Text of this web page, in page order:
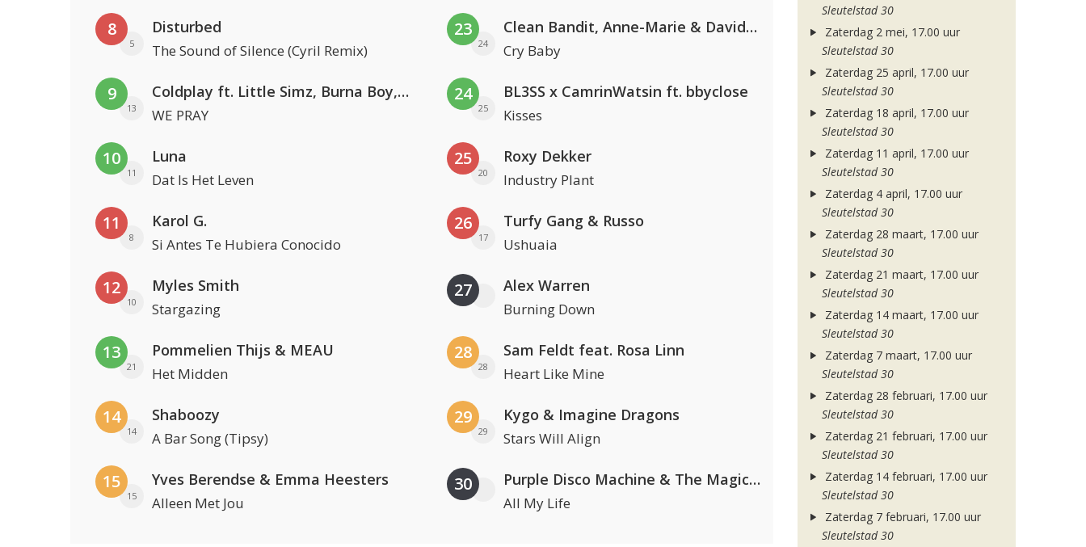
8
5
Disturbed
The Sound of Silence (Cyril Remix)
9
13
Coldplay ft. Little Simz, Burna Boy, Elyanna & Tini
WE PRAY
10
11
Luna
Dat Is Het Leven
11
8
Karol G.
Si Antes Te Hubiera Conocido
12
10
Myles Smith
Stargazing
13
21
Pommelien Thijs & MEAU
Het Midden
14
14
Shaboozy
A Bar Song (Tipsy)
15
15
Yves Berendse & Emma Heesters
Alleen Met Jou
23
24
Clean Bandit, Anne-Marie & David Guetta
Cry Baby
24
25
BL3SS x CamrinWatsin ft. bbyclose
Kisses
25
20
Roxy Dekker
Industry Plant
26
17
Turfy Gang & Russo
Ushuaia
27 Alex Warren
Burning Down
28
28
Sam Feldt feat. Rosa Linn
Heart Like Mine
29
29
Kygo & Imagine Dragons
Stars Will Align
30 Purple Disco Machine & The Magician
All My Life
Sleutelstad 30
Zaterdag 2 mei, 17.00 uur
Sleutelstad 30
Zaterdag 25 april, 17.00 uur
Sleutelstad 30
Zaterdag 18 april, 17.00 uur
Sleutelstad 30
Zaterdag 11 april, 17.00 uur
Sleutelstad 30
Zaterdag 4 april, 17.00 uur
Sleutelstad 30
Zaterdag 28 maart, 17.00 uur
Sleutelstad 30
Zaterdag 21 maart, 17.00 uur
Sleutelstad 30
Zaterdag 14 maart, 17.00 uur
Sleutelstad 30
Zaterdag 7 maart, 17.00 uur
Sleutelstad 30
Zaterdag 28 februari, 17.00 uur
Sleutelstad 30
Zaterdag 21 februari, 17.00 uur
Sleutelstad 30
Zaterdag 14 februari, 17.00 uur
Sleutelstad 30
Zaterdag 7 februari, 17.00 uur
Sleutelstad 30